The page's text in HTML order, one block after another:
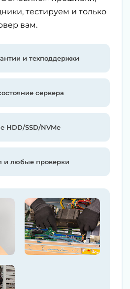
тестируем и только
вам.
и техподдержки
сервера
HDD/SSD/NVMe
и любые проверки